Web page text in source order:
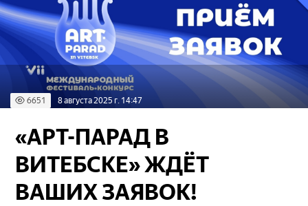
6651 8 августа 2025 г. 14:47
«АРТ-ПАРАД В
ВИТЕБСКЕ» ЖДЁТ
ВАШИХ ЗАЯВОК!